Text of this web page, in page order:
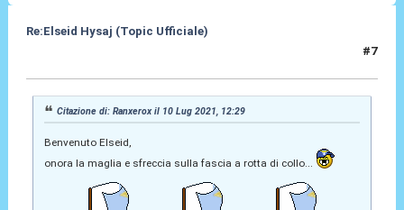
Re:Elseid Hysaj (Topic Ufficiale)
#7
Citazione di: Ranxerox il 10 Lug 2021, 12:29
Benvenuto Elseid,
onora la maglia e sfreccia sulla fascia a rotta di collo...